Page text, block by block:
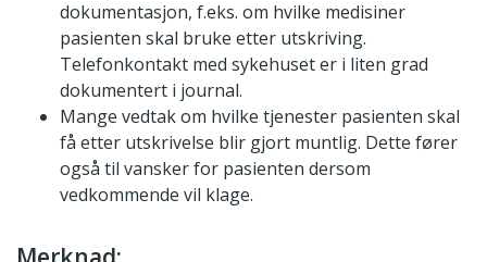
dokumentasjon, f.eks. om hvilke medisiner
pasienten skal bruke etter utskriving.
Telefonkontakt med sykehuset er i liten grad
dokumentert i journal.
Mange vedtak om hvilke tjenester pasienten skal
få etter utskrivelse blir gjort muntlig. Dette fører
også til vansker for pasienten dersom
vedkommende vil klage.